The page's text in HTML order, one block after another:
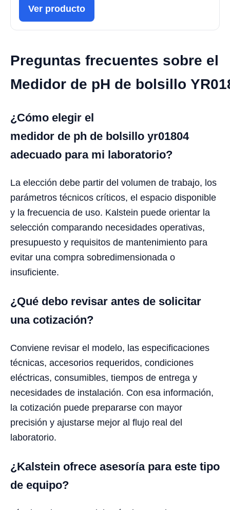
Ver producto
Preguntas frecuentes sobre el
Medidor de pH de bolsillo
¿Cómo elegir el
medidor de ph de bolsillo yr01804
adecuado para mi laboratorio?
La elección debe partir del volumen de trabajo, los
parámetros técnicos críticos, el espacio disponible
y la frecuencia de uso. Kalstein puede orientar la
selección comparando necesidades operativas,
presupuesto y requisitos de mantenimiento para
evitar una compra sobredimensionada o
insuficiente.
¿Qué debo revisar antes de solicitar
una cotización?
Conviene revisar el modelo, las especificaciones
técnicas, accesorios requeridos, condiciones
eléctricas, consumibles, tiempos de entrega y
necesidades de instalación. Con esa información,
la cotización puede prepararse con mayor
precisión y ajustarse mejor al flujo real del
laboratorio.
¿Kalstein ofrece asesoría para este tipo
de equipo?